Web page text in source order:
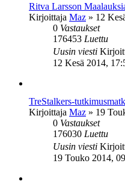
Ritva Larsson
Kirjoittaja Maz » 12
0 Vastaukset
176453 Luettu
Uusin viesti
12 Kesä 2014,
TreStalkers-
Kirjoittaja Maz » 19
0 Vastaukset
176030 Luettu
Uusin viesti
19 Touko 2014,